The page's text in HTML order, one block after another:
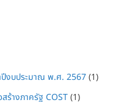
ปีงบประมาณ พ.ศ. 2567(1)
สร้างภาครัฐ COST(1)